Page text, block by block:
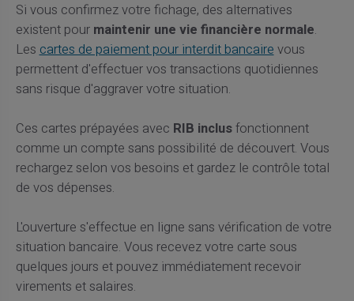
Si vous confirmez votre fichage, des alternatives
existent pour maintenir une vie financière normale.
Lescartes de paiement pour interdit bancairevous
permettent d'effectuer vos transactions quotidiennes
sans risque d'aggraver votre situation.
Ces cartes prépayées avec RIB inclusfonctionnent
comme un compte sans possibilité de découvert. Vous
rechargez selon vos besoins et gardez le contrôle total
de vos dépenses.
L'ouverture s'effectue en ligne sans vérification de votre
situation bancaire. Vous recevez votre carte sous
quelques jours et pouvez immédiatement recevoir
virements et salaires.